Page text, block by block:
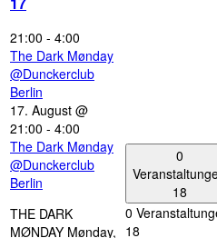
21:00 - 4:00
The Dark Mønday
@Dunckerclub
Berlin
17. August @
21:00 - 4:00
The Dark Mønday
@Dunckerclub
Berlin
THE DARK
MØNDAY Mønday,
0
18
0
18